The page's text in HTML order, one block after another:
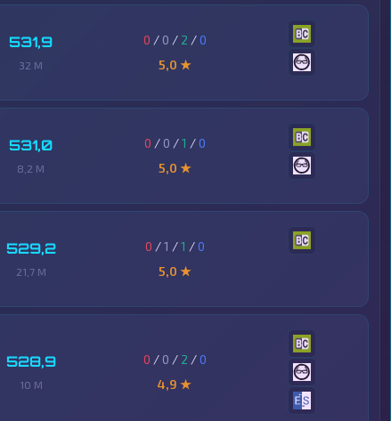
531,9
32 M
0 / 0 / 2 /0
5,0 ★
531,0
8,2 M
0 / 0 /1 /0
5,0 ★
529,2
21,7 M
0 /1 /1 /0
5,0 ★
528,9
10 M
0 / 0 / 2 /0
4,9 ★